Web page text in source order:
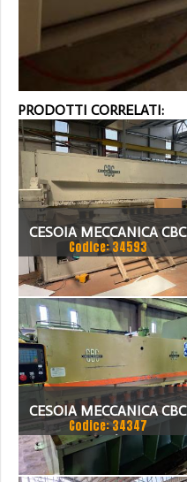
PRODOTTI CORRELATI:
CESOIA MECCANICA CBC
Codice: 34593
CESOIA MECCANICA CBC
SN/2
Codice: 34347